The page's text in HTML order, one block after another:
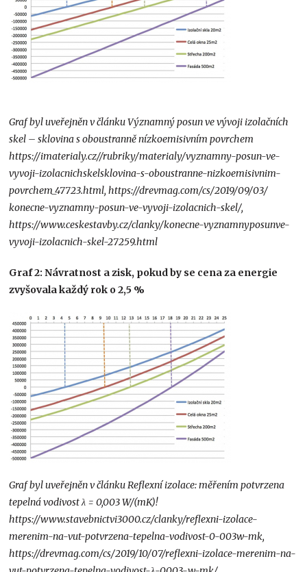
Graf byl uveřejněn v článku Významný posun ve vývoji izolačních
skel – sklovina s oboustranně nízkoemisivním povrchem
https://imaterialy.cz//rubriky/materialy/vyznamny-posun-ve-
vyvoji-izolacnichskelsklovina-s-oboustranne-nizkoemisivnim-
povrchem_47723.html, https://drevmag.com/cs/2019/09/03/
konecne-vyznamny-posun-ve-vyvoji-izolacnich-skel/,
https://www.ceskestavby.cz/clanky/konecne-vyznamnyposunve-
vyvoji-izolacnich-skel-27259.html
Graf 2: Návratnost a zisk, pokud by se cena za energie
zvyšovala každý rok o 2,5 %
Graf byl uveřejněn v článku Reflexní izolace: měřením potvrzena
tepelná vodivost λ = 0,003 W/(mK)!
https://www.stavebnictvi3000.cz/clanky/reflexni-izolace-
merenim-na-vut-potvrzena-tepelna-vodivost-0-003w-mk,
https://drevmag.com/cs/2019/10/07/reflexni-izolace-merenim-na-